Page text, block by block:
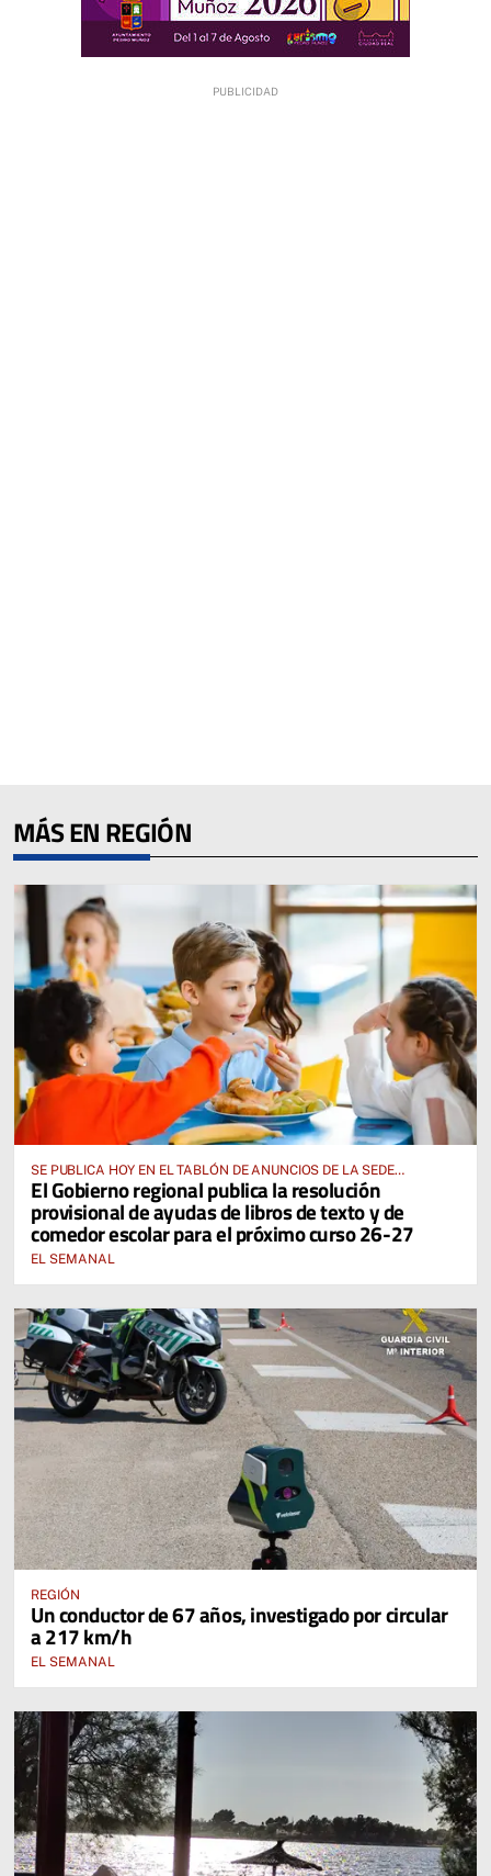
MÁS EN REGIÓN
SE PUBLICA HOY EN EL TABLÓN DE ANUNCIOS DE LA SEDE
ELECTRÓNICA DE LA JUNTA DE COMUNIDADES Y EN EL PORTAL DE
EDUCACIÓN DE CASTILLA-LA MANCHA
El Gobierno regional publica la resolución
provisional de ayudas de libros de texto y de
comedor escolar para el próximo curso 26-27
EL SEMANAL
REGIÓN
Un conductor de 67 años, investigado por circular
a 217 km/h
EL SEMANAL